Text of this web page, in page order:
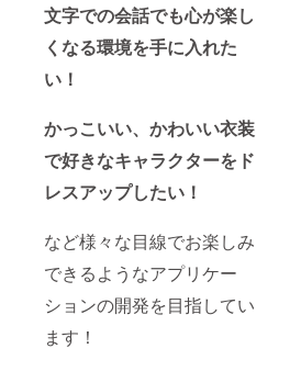
文字での会話でも心が楽し
くなる環境を手に入れた
い！
かっこいい、かわいい衣装
で好きなキャラクターをド
レスアップしたい！
など様々な目線でお楽しみ
できるようなアプリケー
ションの開発を目指してい
ます！